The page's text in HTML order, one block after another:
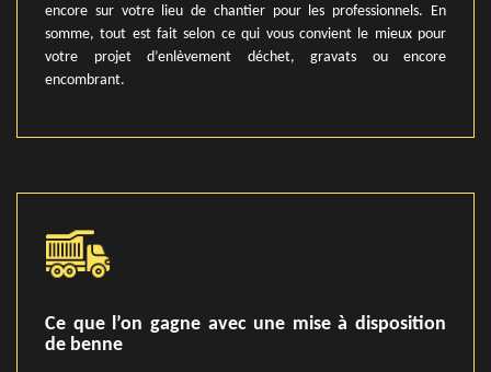
encore sur votre lieu de chantier pour les professionnels. En
somme, tout est fait selon ce qui vous convient le mieux pour
votre projet d’enlèvement déchet, gravats ou encore
encombrant.
Ce que l’on gagne avec une mise à disposition
de benne